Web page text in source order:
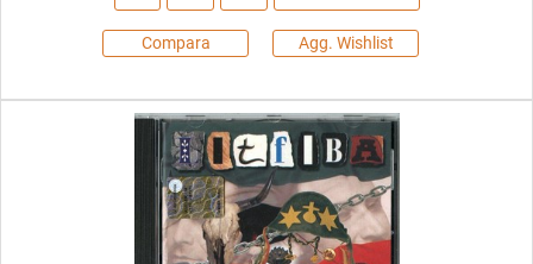
Compara Agg. Wishlist